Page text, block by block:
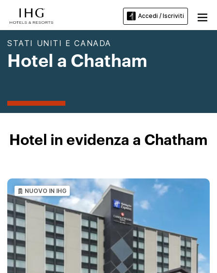
Accedi / Iscriviti
STATI UNITI E CANADA
Hotel a Chatham
Hotel in evidenza a Chatham
NUOVO IN IHG